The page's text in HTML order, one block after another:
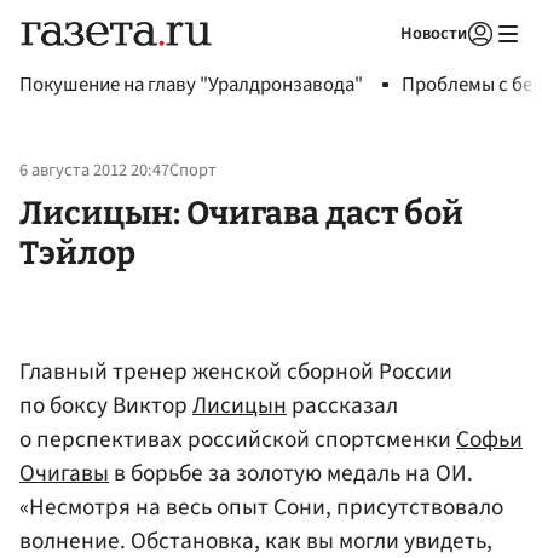
Новости
Покушение на главу "Уралдронзавода" Проблемы с
6 августа 2012 20:47Спорт
Лисицын: Очигава даст бой
Тэйлор
Главный тренер женской сборной России
по боксу ВикторЛисицынрассказал
о перспективах российской спортсменкиСофьи
Очигавыв борьбе за золотую медаль на ОИ.
«Несмотря на весь опыт Сони, присутствовало
волнение. Обстановка, как вы могли увидеть,